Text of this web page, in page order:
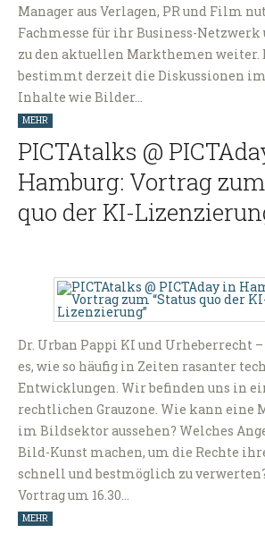
Manager aus Verlagen, PR und Film
Fachmesse für ihr Business-
zu den aktuellen Markthemen weiter.
bestimmt derzeit die Diskussionen
Inhalte wie Bilder…
MEHR
PICTAtalks @
Hamburg: Vortrag zum
quo der KI-
Dr. Urban Pappi KI und Urheberrecht
es, wie so häufig in Zeiten rasanter
Entwicklungen. Wir befinden uns in
rechtlichen Grauzone. Wie kann eine
im Bildsektor aussehen? Welches
Bild-Kunst machen, um die Rechte
schnell und bestmöglich zu
Vortrag um 16.30…
MEHR